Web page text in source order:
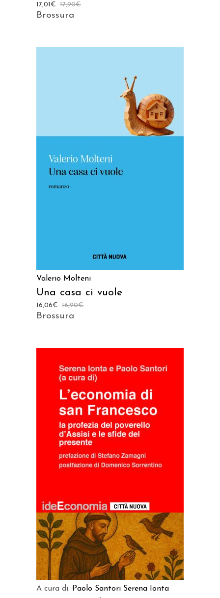
17,90€
17,01 €
Brossura
AGGIUNGI AL CARRELLO
Valerio Molteni
Una casa ci vuole
16,90€
16,06€
Brossura
AGGIUNGI AL CARRELLO
A cura di: Paolo Santori Serena Ionta